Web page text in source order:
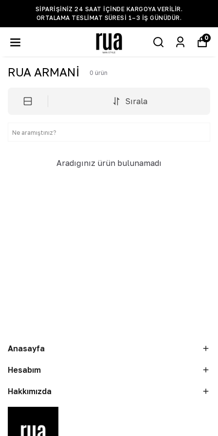
SIPARIŞINIZ 24 SAAT IÇINDE KARGOYA VERILIR.
ORTALAMA TESLIMAT SÜRESI 1–3 IŞ GÜNÜDÜR.
0
RUA ARMANİ 0 ürün
Sırala
Aradığınız ürün bulunamadı
Anasayfa
Hesabım
Hakkımızda